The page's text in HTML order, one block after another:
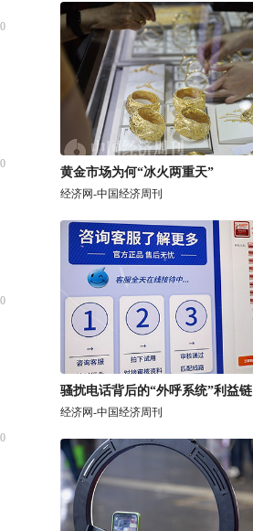
0
0
0
0
黄金市场为何“冰火两重天”
经济网-中国经济周刊
骚扰电话背后的“外呼系统”利益链
经济网-中国经济周刊